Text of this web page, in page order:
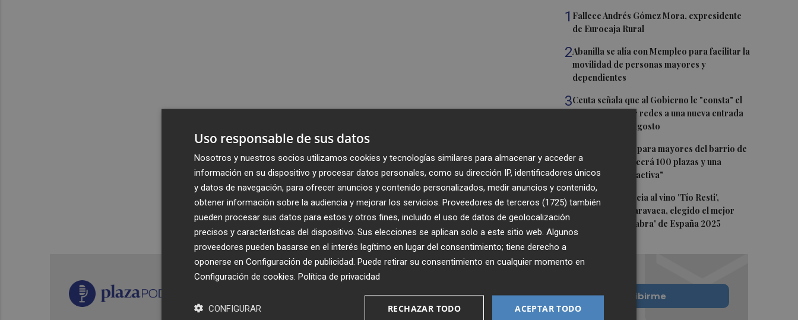
1 Fallece Andrés Gómez Mora, expresidente
de Eurocaja Rural
2Abanilla se alía con Mempleo para facilitar la
movilidad de personas mayores y
dependientes
3Ceuta señala que al Gobierno le "consta" el
llamamiento por redes a una nueva entrada
masiva el 15 de agosto
El futuro centro para mayores del barrio de
Sant Antoni ofrecerá 100 plazas y una
"programación activa"
5 El queso de Murcia al vino 'Tío Resti',
elaborado en Caravaca, elegido el mejor
'madurado de cabra' de España 2025
Recibe toda la actualidad de
Plaza Podcast en tu correo
Quiero suscribirme
Uso responsable de sus datos
Nosotros y nuestros socios utilizamos cookies y tecnologías similares para almacenar y acceder a
información en su dispositivo y procesar datos personales, como su dirección IP, identificadores únicos
y datos de navegación, para ofrecer anuncios y contenido personalizados, medir anuncios y contenido,
obtener información sobre la audiencia y mejorar los servicios. Proveedores de terceros (1725) también
pueden procesar sus datos para estos y otros fines, incluido el uso de datos de geolocalización
precisos y características del dispositivo. Sus elecciones se aplican solo a este sitio web. Algunos
proveedores pueden basarse en el interés legítimo en lugar del consentimiento; tiene derecho a
oponerse en Configuración de publicidad . Puede retirar su consentimiento en cualquier momento en
Configuración de cookies Política de privacidad
ACEPTAR TODO
RECHAZAR TODO
CONFIGURAR